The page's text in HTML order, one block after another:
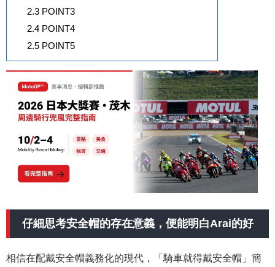
2.3POINT3
2.4POINT4
2.5POINT5
仔細思考安全帽的存在意義，便能明白Arai的好
相信在配戴安全帽義務化的現代，「騎車就得戴安全帽」簡